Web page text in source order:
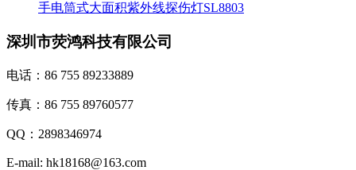
手电筒式大面积紫外线探伤灯SL8803
深圳市荧鸿科技有限公司
电话：86 755 89233889
传真：86 755 89760577
QQ：2898346974
E-mail: hk18168@163.com